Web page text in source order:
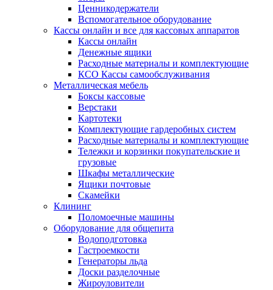
Ценникодержатели
Вспомогательное оборудование
Кассы онлайн и все для кассовых аппаратов
Кассы онлайн
Денежные ящики
Расходные материалы и комплектующие
КСО Кассы самообслуживания
Металлическая мебель
Боксы кассовые
Верстаки
Картотеки
Комплектующие гардеробных систем
Расходные материалы и комплектующие
Тележки и корзинки покупательские и
грузовые
Шкафы металлические
Ящики почтовые
Скамейки
Клининг
Поломоечные машины
Оборудование для общепита
Водоподготовка
Гастроемкости
Генераторы льда
Доски разделочные
Жироуловители